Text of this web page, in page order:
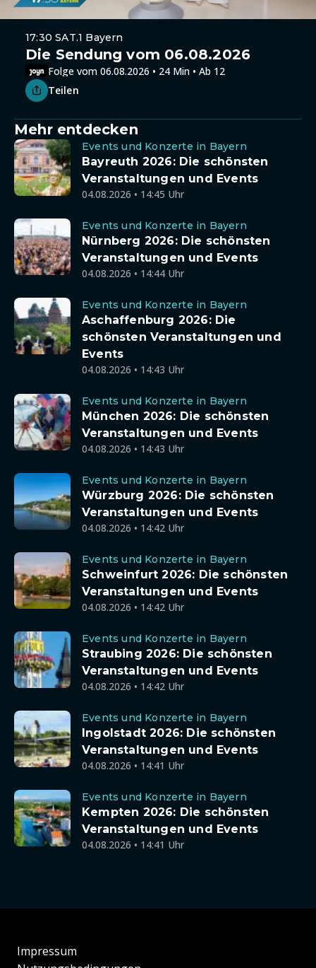
17:30 SAT.1 Bayern
Die Sendung vom 06.08.2026
Folge vom 06.08.2026 • 24 Min • Ab 12
Teilen
Mehr entdecken
Events und Konzerte in Bayern
Bayreuth 2026: Die schönsten
Veranstaltungen und Events
04.08.2026 • 14:45 Uhr
Events und Konzerte in Bayern
Nürnberg 2026: Die schönsten
Veranstaltungen und Events
04.08.2026 • 14:44 Uhr
Events und Konzerte in Bayern
Aschaffenburg 2026: Die
schönsten Veranstaltungen und
Events
04.08.2026 • 14:43 Uhr
Events und Konzerte in Bayern
München 2026: Die schönsten
Veranstaltungen und Events
04.08.2026 • 14:43 Uhr
Events und Konzerte in Bayern
Würzburg 2026: Die schönsten
Veranstaltungen und Events
04.08.2026 • 14:42 Uhr
Events und Konzerte in Bayern
Schweinfurt 2026: Die schönsten
Veranstaltungen und Events
04.08.2026 • 14:42 Uhr
Events und Konzerte in Bayern
Straubing 2026: Die schönsten
Veranstaltungen und Events
04.08.2026 • 14:42 Uhr
Events und Konzerte in Bayern
Ingolstadt 2026: Die schönsten
Veranstaltungen und Events
04.08.2026 • 14:41 Uhr
Events und Konzerte in Bayern
Kempten 2026: Die schönsten
Veranstaltungen und Events
04.08.2026 • 14:41 Uhr
Impressum